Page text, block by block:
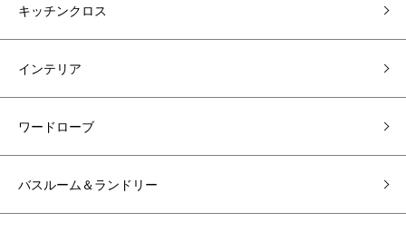
キッチンクロス
インテリア
ワードローブ
バスルーム＆ランドリー